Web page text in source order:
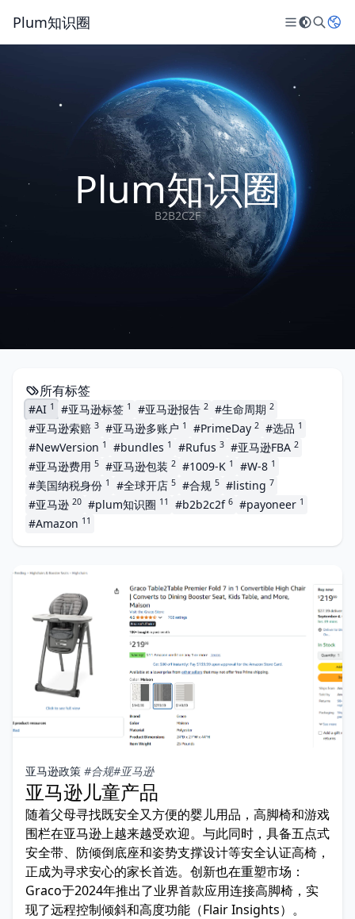
Plum知识圈
Plum知识圈
B2B2C2F
所有标签
#AI 1 #亚马逊标签 1 #亚马逊报告 2 #生命周期 2
#亚马逊索赔 3 #亚马逊多账户 1 #PrimeDay 2 #选品 1
#NewVersion 1 #bundles 1 #Rufus 3 #亚马逊FBA 2
#亚马逊费用 5 #亚马逊包装 2 #1009-K 1 #W-8 1
#美国纳税身份 1 #全球开店 5 #合规 5 #listing 7
#亚马逊 20 #plum知识圈 11 #b2b2c2f 6 #payoneer 1
#Amazon 11
亚马逊政策 #合规#亚马逊
亚马逊儿童产品
随着父母寻找既安全又方便的婴儿用品，高脚椅和游戏
围栏在亚马逊上越来越受欢迎。与此同时，具备五点式
安全带、防倾倒底座和姿势支撑设计等安全认证高椅，
正成为寻求安心的家长首选。创新也在重塑市场：
Graco于2024年推出了业界首款应用连接高脚椅，实
现了远程控制倾斜和高度功能（Flair Insights）。